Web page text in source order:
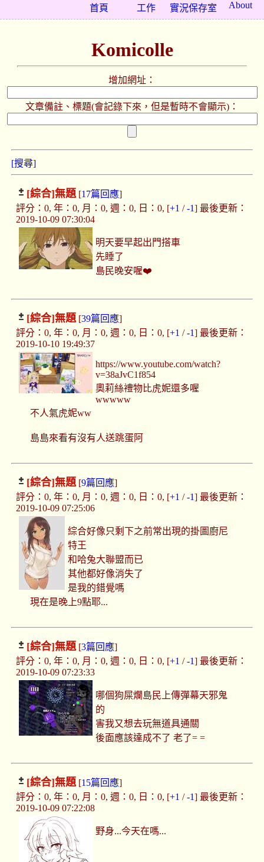
About
實況保存室
工作
首頁
Komicolle
增加網址：
文章備註、標題(會記錄下來，但是暫時不會顯示)：
[搜尋]
[綜合]無題[17篇回應]
評分：0, 年：0, 月：0, 週：0, 日：0, [+1 /-1] 最後更新：
2019-10-09 07:30:04
明天要早起出門搭車
先睡了
島民晚安喔❤️
[綜合]無題[39篇回應]
評分：0, 年：0, 月：0, 週：0, 日：0, [+1 /-1] 最後更新：
2019-10-10 19:49:37
https://www.youtube.com/watch?
v=38aJvC1f854
奧莉絲禮物比虎妮還多喔
wwwww
不人氣虎妮ww
島島來看有沒有人送跳蛋阿
[綜合]無題[9篇回應]
評分：0, 年：0, 月：0, 週：0, 日：0, [+1 /-1] 最後更新：
2019-10-09 07:25:06
綜合好像只剩下之前常出現的掛圖廚尼
特王
和哈兔大聯盟而已
其他都好像消失了
是我的錯覺嗎
現在是晚上9點耶...
[綜合]無題[3篇回應]
評分：0, 年：0, 月：0, 週：0, 日：0, [+1 /-1] 最後更新：
2019-10-09 07:23:33
哪個狗屎爛島民上傳彈幕天邪鬼
的
害我又想去玩無道具通關
後面應該達成不了 老了= =
[綜合]無題[15篇回應]
評分：0, 年：0, 月：0, 週：0, 日：0, [+1 /-1] 最後更新：
2019-10-09 07:22:08
野身...今天在嗎...